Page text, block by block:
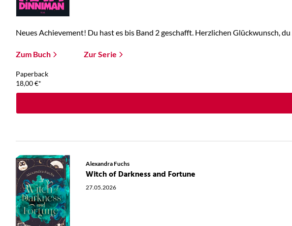
Neues Achievement! Du hast es bis Band 2 geschafft. Herzlichen Glückwunsch, du
Zum Buch Zur Serie
Paperback
18,00€*
Alexandra Fuchs
Witch of Darkness and Fortune
27.05.2026